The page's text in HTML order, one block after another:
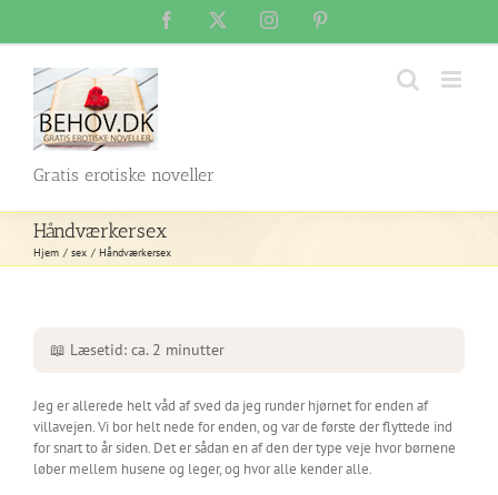
content
Facebook Instagram
Gratis erotiske noveller
Håndværkersex
Hjem sex Håndværkersex
📖 Læsetid: ca. 2 minutter
Jeg er allerede helt våd af sved da jeg runder hjørnet for enden af
villavejen. Vi bor helt nede for enden, og var de første der flyttede ind
for snart to år siden. Det er sådan en af den der type veje hvor børnene
løber mellem husene og leger, og hvor alle kender alle.